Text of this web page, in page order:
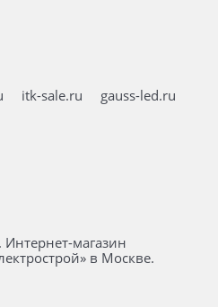
itk-sale.ru
gauss-led.ru
Интернет-магазин
в Москве.